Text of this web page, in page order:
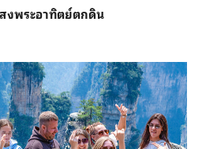
งพระอาทิตย์ตกดิน